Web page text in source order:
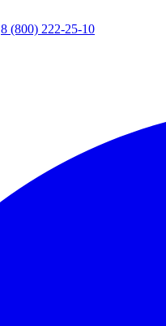
8 (800) 222-25-10